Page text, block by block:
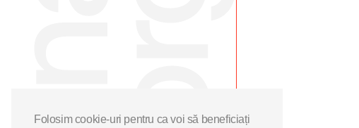
Folosim cookie-uri pentru ca voi să beneficiați